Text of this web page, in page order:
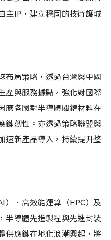
主IP，建立穩固的技術護城
布局策略，透過台灣與中國
產與服務據點，強化對國際
應各國對半導體關鍵材料在
鏈韌性。亦透過策略聯盟與
速新產品導入，持續提升整
）、高效能運算（HPC）及
半導體先進製程與先進封裝
供應鏈在地化浪潮興起，將